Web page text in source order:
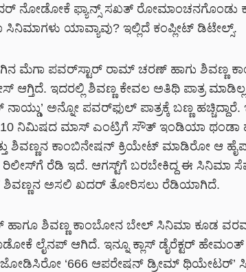
ನೋಡೋಕೆ ಫ್ಯಾನ್ಸ್ ಸಖತ್ ರೋಮಾಂಚನಗೊಂಡು
ಯಾವ್ಯಾವು? ಇಲ್ಲಿದೆ ಕಂಪ್ಲೀಟ್ ಡಿಟೇಲ್ಸ್.
ಮೆಗಾ ಪವರ್‌ಸ್ಟಾರ್ ರಾಮ್ ಚರಣ್ ಹಾಗು ಶಿವಣ್ಣ
ಆಗ್ತಿದೆ. ಇದರಲ್ಲಿ ಶಿವಣ್ಣ ಕೇವಲ ಅತಿಥಿ ಪಾತ್ರ
ಅನ್ನೋ ಪವರ್‌ಫುಲ್ ಪಾತ್ರಕ್ಕೆ ಬಣ್ಣ ಹಚ್ಚಿದ್ದಾರೆ.
10 ನಿಮಿಷದ ಮಾಸ್ ಎಂಟ್ರಿಗೆ ಸೌತ್ ಇಂಡಿಯಾ ಥಂಡಾ
ಶಿವಣ್ಣನ ಕಾಂಬಿನೇಷನ್ ಕ್ರಿಯೇಟ್ ಮಾಡಿರೋ ಆ ಹೈಪ್
ರಿಲೀಸ್‌‌ಗೆ ರೆಡಿ ಇದೆ. ಆಗಸ್ಟ್‌ಗೆ ಬರಬೇಕಿದ್ದ ಈ ಸಿನಿಮಾ
ಶಿವಣ್ಣನ ಅಸಲಿ ಖದರ್ ತೋರಿಸಲು ರೆಡಿಯಾಗಿದೆ.
ಶಿವಣ್ಣ ಕಾಂಬೋನ ಬೇಲ್ ಸಿನಿಮಾ ಕೂಡ
ಲೈನಪ್ ಆಗಿದೆ. ಇನ್ನೂ ಕ್ಲಾಸ್ ಡೈರೆಕ್ಟರ್
ಜೋಡಿಸಿರೋ ‘666 ಆಪರೇಷನ್ ಡ್ರೀಮ್ ಥಿಯೇಟರ್’